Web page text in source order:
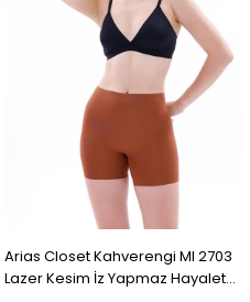
Arias Closet Kahverengi MI 2703
Lazer Kesim İz Yapmaz Hayalet